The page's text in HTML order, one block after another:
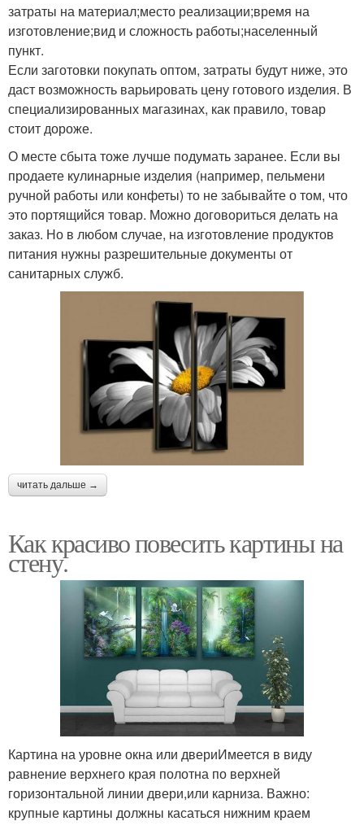
затраты на материал;место реализации;время на
изготовление;вид и сложность работы;населенный
пункт.
Если заготовки покупать оптом, затраты будут ниже, это
даст возможность варьировать цену готового изделия. В
специализированных магазинах, как правило, товар
стоит дороже.
О месте сбыта тоже лучше подумать заранее. Если вы
продаете кулинарные изделия (например, пельмени
ручной работы или конфеты) то не забывайте о том, что
это портящийся товар. Можно договориться делать на
заказ. Но в любом случае, на изготовление продуктов
питания нужны разрешительные документы от
санитарных служб.
читать дальше →
Как красиво повесить картины на
стену.
Картина на уровне окна или двериИмеется в виду
равнение верхнего края полотна по верхней
горизонтальной линии двери,или карниза. Важно:
крупные картины должны касаться нижним краем